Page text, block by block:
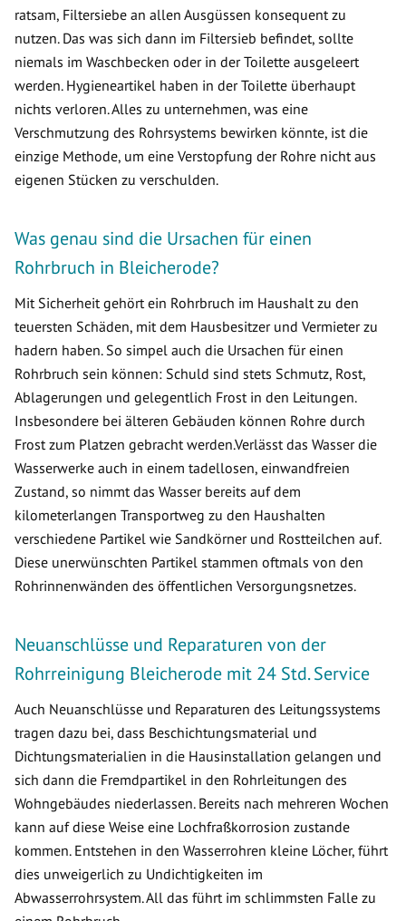
ratsam, Filtersiebe an allen Ausgüssen konsequent zu
nutzen. Das was sich dann im Filtersieb befindet, sollte
niemals im Waschbecken oder in der Toilette ausgeleert
werden. Hygieneartikel haben in der Toilette überhaupt
nichts verloren. Alles zu unternehmen, was eine
Verschmutzung des Rohrsystems bewirken könnte, ist die
einzige Methode, um eine Verstopfung der Rohre nicht aus
eigenen Stücken zu verschulden.
Was genau sind die Ursachen für einen
Rohrbruch in Bleicherode?
Mit Sicherheit gehört ein Rohrbruch im Haushalt zu den
teuersten Schäden, mit dem Hausbesitzer und Vermieter zu
hadern haben. So simpel auch die Ursachen für einen
Rohrbruch sein können: Schuld sind stets Schmutz, Rost,
Ablagerungen und gelegentlich Frost in den Leitungen.
Insbesondere bei älteren Gebäuden können Rohre durch
Frost zum Platzen gebracht werden.Verlässt das Wasser die
Wasserwerke auch in einem tadellosen, einwandfreien
Zustand, so nimmt das Wasser bereits auf dem
kilometerlangen Transportweg zu den Haushalten
verschiedene Partikel wie Sandkörner und Rostteilchen auf.
Diese unerwünschten Partikel stammen oftmals von den
Rohrinnenwänden des öffentlichen Versorgungsnetzes.
Neuanschlüsse und Reparaturen von der
Rohrreinigung Bleicherode mit 24 Std. Service
Auch Neuanschlüsse und Reparaturen des Leitungssystems
tragen dazu bei, dass Beschichtungsmaterial und
Dichtungsmaterialien in die Hausinstallation gelangen und
sich dann die Fremdpartikel in den Rohrleitungen des
Wohngebäudes niederlassen. Bereits nach mehreren Wochen
kann auf diese Weise eine Lochfraßkorrosion zustande
kommen. Entstehen in den Wasserrohren kleine Löcher, führt
dies unweigerlich zu Undichtigkeiten im
Abwasserrohrsystem. All das führt im schlimmsten Falle zu